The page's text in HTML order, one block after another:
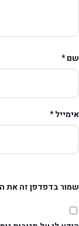
*
*
בדפדפן זה את